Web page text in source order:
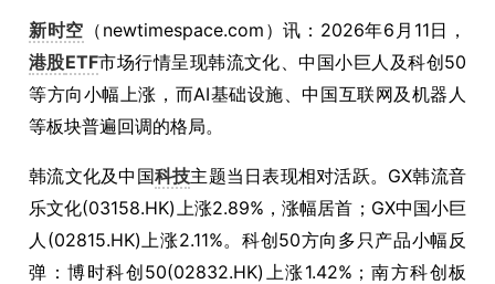
新时空 （newtimespace.com）讯：2026年6月11日，
港股ETF市场行情呈现韩流文化、中国小巨人及科创50
等方向小幅上涨，而AI基础设施、中国互联网及机器人
等板块普遍回调的格局。
韩流文化及中国科技主题当日表现相对活跃。GX韩流音
乐文化(03158.HK)上涨2.89%，涨幅居首；GX中国小巨
人(02815.HK)上涨2.11%。科创50方向多只产品小幅反
弹：博时科创50(02832.HK)上涨1.42%；南方科创板